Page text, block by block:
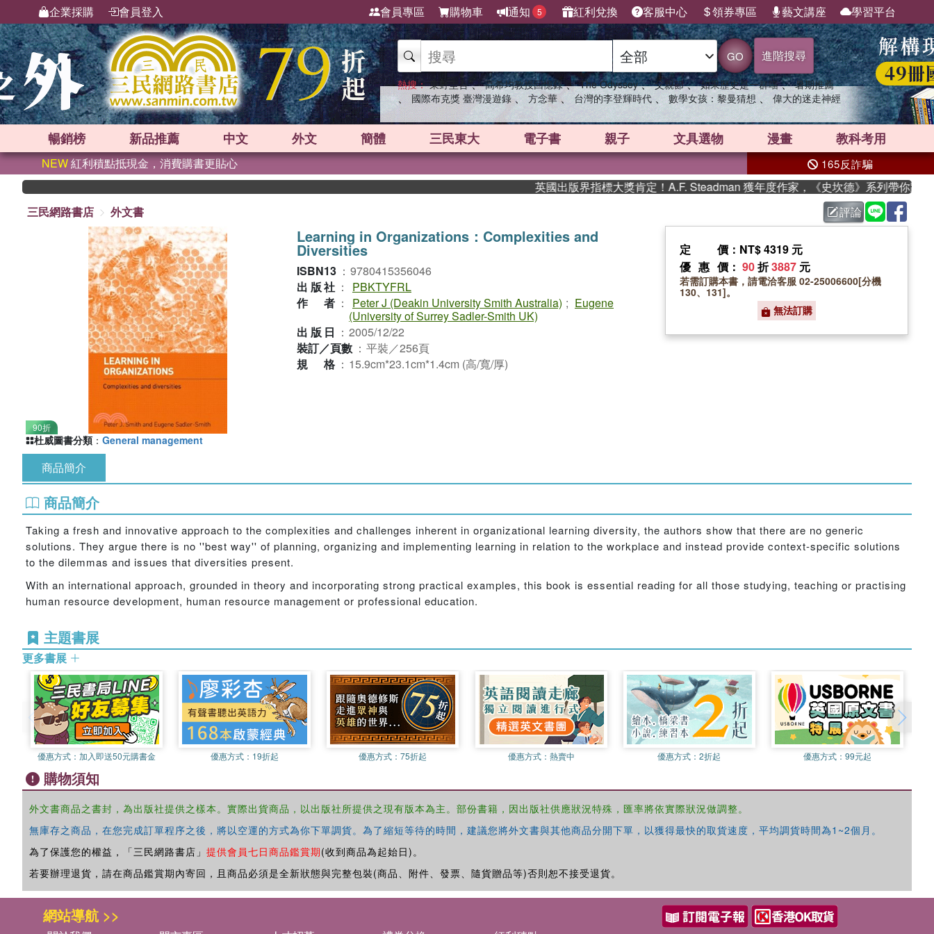
企業採購 會員登入 會員專區 購物車 通知 5 紅利兌換 客服中心 領券專區 藝文講座 學習平台
GO 進階搜尋
熱搜： 東野圭吾 、 高希均教授回憶錄 、 The Odyssey 、 父親節 、 如果歷史是一群喵 、 暑期推薦
、 國際布克獎 臺灣漫遊錄 、 方念華 、 台灣的李登輝時代 、 數學女孩：黎曼猜想 、 偉大的迷走神經
暢銷榜 新品推薦 中文 外文 簡體 三民東大 電子書 親子 文具選物 漫畫 教科考用
NEW紅利積點抵現金，消費購書更貼心 165反詐騙
英國出版界指標大獎肯定！A.F. Steadman 獲年度作家，《史坎德》系列帶你踏上熱
三民網路書店
外文書 評論
90折
Learning in Organizations：Complexities and
Diversities
ISBN13 ： 9780415356046
出版社 ：
PBKTYFRL
作者 ： Peter J (Deakin University Smith Australia) ; Eugene
(University of Surrey Sadler-Smith UK)
出版日 ： 2005/12/22
裝訂／頁數 ： 平裝／256頁
規格 ： 15.9cm*23.1cm*1.4cm (高/寬/厚)
定價 ：NT$ 4319 元
優惠價 ： 90折3887 元
若需訂購本書，請電洽客服 02-25006600[分機
130、131]。
無法訂購
杜威圖書分類 ： General management
商品簡介
商品簡介
Taking a fresh and innovative approach to the complexities and challenges inherent in organizational learning diversity, the authors show that there are no generic
solutions. They argue there is no ''best way'' of planning, organizing and implementing learning in relation to the workplace and instead provide context-specific solutions
to the dilemmas and issues that diversities present.
With an international approach, grounded in theory and incorporating strong practical examples, this book is essential reading for all those studying, teaching or practising
human resource development, human resource management or professional education.
主題書展
更多書展
優惠方式： 加入即送50元購書金 優惠方式： 19折起 優惠方式：75折起 優惠方式： 熱賣中 優惠方式：2折起 優惠方式：99元起
購物須知
外文書商品之書封，為出版社提供之樣本。實際出貨商品，以出版社所提供之現有版本為主。部份書籍，因出版社供應狀況特殊，匯率將依實際狀況做調整。
無庫存之商品，在您完成訂單程序之後，將以空運的方式為你下單調貨。為了縮短等待的時間，建議您將外文書與其他商品分開下單，以獲得最快的取貨速度，平均調貨時間為1~2個月。
為了保護您的權益，「三民網路書店」 提供會員七日商品鑑賞期(收到商品為起始日)。
若要辦理退貨，請在商品鑑賞期內寄回，且商品必須是全新狀態與完整包裝(商品、附件、發票、隨貨贈品等)否則恕不接受退貨。
網站導航 >>